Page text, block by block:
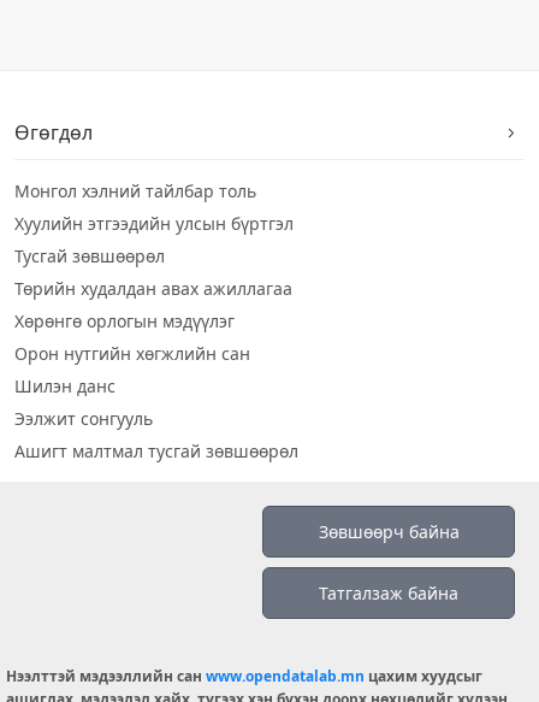
Өгөгдөл
Монгол хэлний тайлбар толь
Хуулийн этгээдийн улсын бүртгэл
Тусгай зөвшөөрөл
Төрийн худалдан авах ажиллагаа
Хөрөнгө орлогын мэдүүлэг
Орон нутгийн хөгжлийн сан
Шилэн данс
Ээлжит сонгууль
Ашигт малтмал тусгай зөвшөөрөл
info@opendatalab.mn
Зөвшөөрч байна
Татгалзаж байна
Нээлттэй мэдээллийн сан www.opendatalab.mn цахим хуудсыг